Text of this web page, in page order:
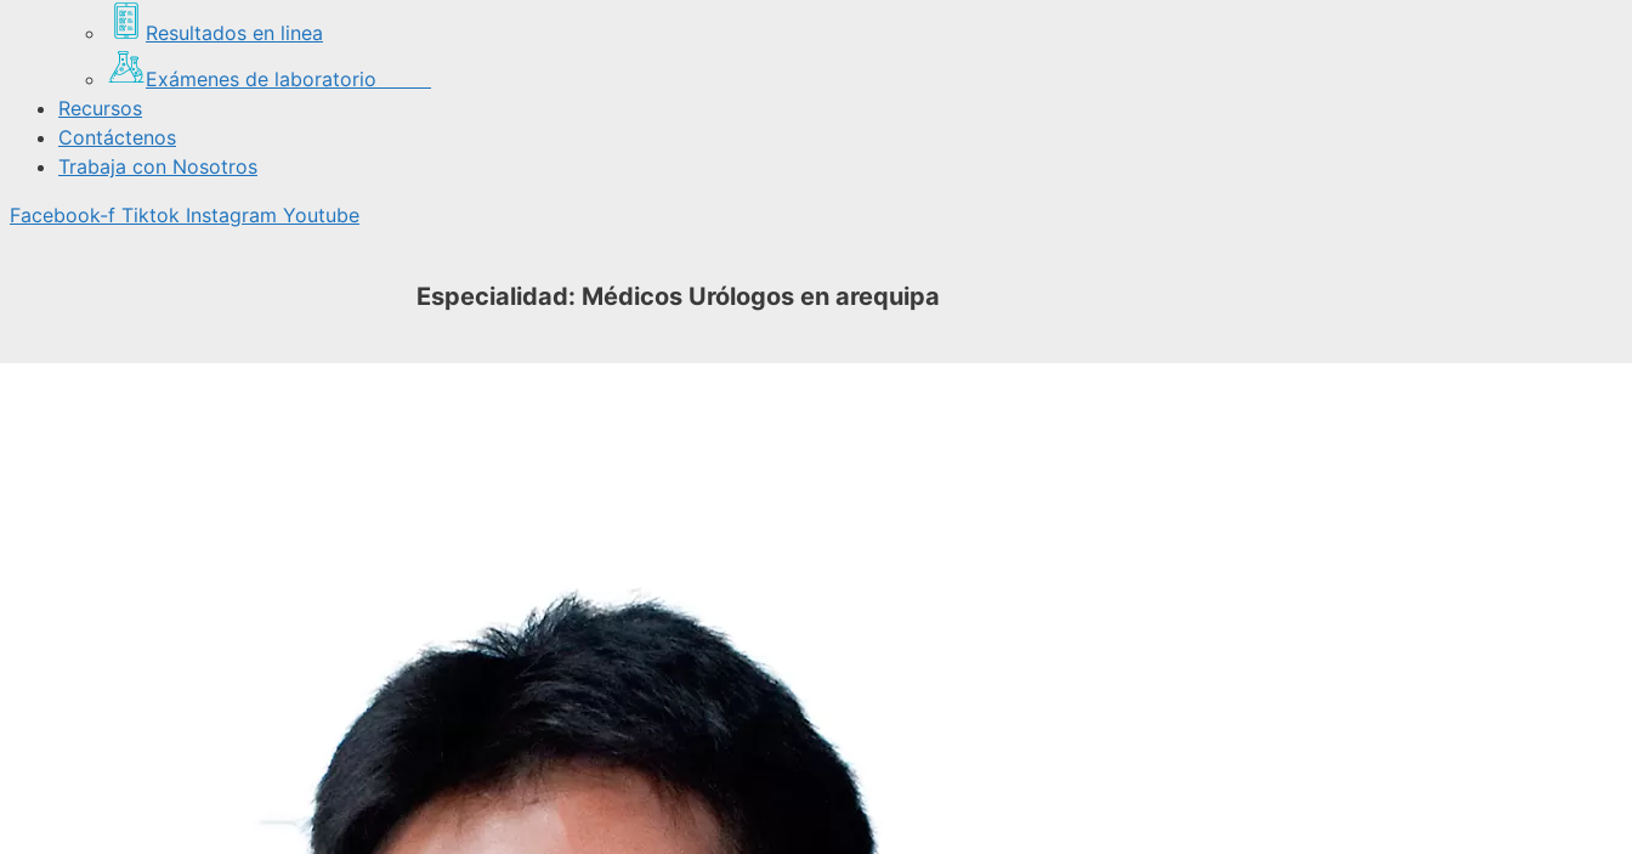
Resultados en linea
Exámenes de laboratorio
Recursos
Contáctenos
Trabaja con Nosotros
Facebook-f Tiktok Instagram Youtube
Especialidad: Médicos Urólogos en arequipa